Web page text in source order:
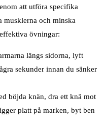
att utföra specifika
musklerna och minska
övningar:
längs sidorna, lyft
sekunder innan du sänker
böjda knän, dra ett knä mot
platt på marken, byt ben